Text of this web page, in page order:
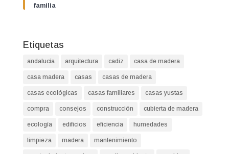
familia
Etiquetas
andalucía arquitectura cadiz casa de madera
casa madera casas casas de madera
casas ecológicas casas familiares casas yustas
compra consejos construcción cubierta de madera
ecología edificios eficiencia humedades
limpieza madera mantenimiento